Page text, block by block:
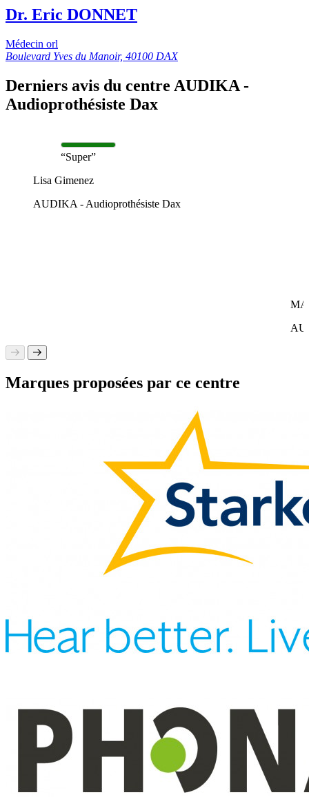
Dr. Eric DONNET
Médecin orl
Boulevard Yves du Manoir, 40100 DAX
Derniers avis du centre AUDIKA -
Audioprothésiste Dax
“Super”
Lisa Gimenez
AUDIKA - Audioprothésiste Dax
Marques proposées par ce centre